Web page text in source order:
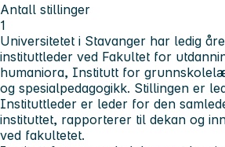
Antall stillinger
1
Universitetet i Stavanger har ledig
instituttleder ved Fakultet for
humaniora, Institutt for
og spesialpedagogikk. Stillingen er
Instituttleder er leder for den
instituttet, rapporterer til dekan og
ved fakultetet.